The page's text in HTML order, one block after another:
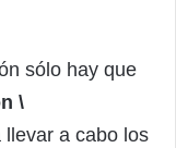
sólo hay que
\
llevar a cabo los